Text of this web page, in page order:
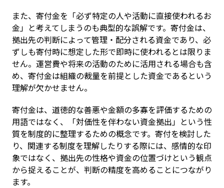
また、寄付金を「必ず特定の人や活動に直接使われるお
金」と考えてしまうのも典型的な誤解です。寄付金は、
拠出先の判断によって管理・配分される資金であり、必
ずしも寄付時に想定した形で即時に使われるとは限りま
せん。運営費や将来の活動のために活用される場合も含
め、寄付金は組織の裁量を前提とした資金であるという
理解が欠かせません。
寄付金は、道徳的な善悪や金額の多寡を評価するための
用語ではなく、「対価性を伴わない資金拠出」という性
質を制度的に整理するための概念です。寄付を検討した
り、関連する制度を理解したりする際には、感情的な印
象ではなく、拠出先の性格や資金の位置づけという観点
から捉えることが、判断の精度を高めることにつながり
ます。